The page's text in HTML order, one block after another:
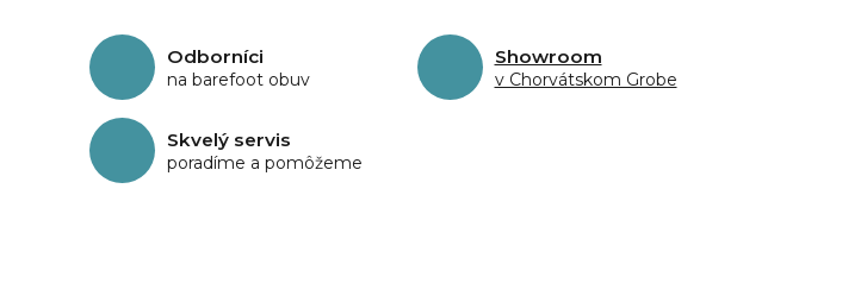
Odborníci
na barefoot obuv
Showroom
v Chorvátskom Grobe
Skvelý servis
poradíme a pomôžeme